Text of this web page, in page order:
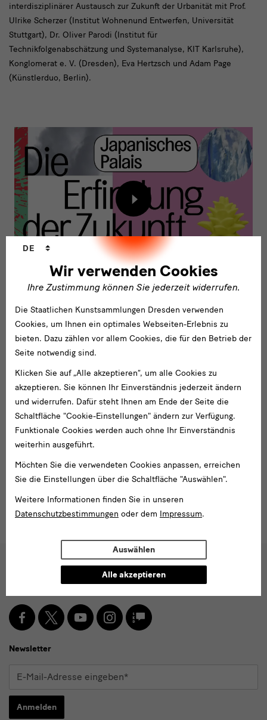
interdisziplinärer Austausch zur Zukunft der Urbanität mit Prof.
Ulrike Scherzer (Institut Wohnenund Entwerfen, Universität
Stuttgart), Dr. Oliver Parodi (Institut für
Technikfolgenabschätzung und Systemanalyse, KIT Karlsruhe),
Konglomerat e. V. (Dresden), Eva Hertzsch und Adam Page
(Künstlerduo, Berlin).
Zukunftsforum
|
Leben
in
der
Stadt
von
Morgen
Inhalt
von
externem
Anbieter
laden
Zukunft
Eine Veranstaltung im Rahmen der Ausstellung"Die Erfindung
der Zukunft"(10.05.—03.11.2019 im Japanischen Palais, Dresden)
589Toller
Beitrag!
Wir verwenden Cookies
Ihre Zustimmung können Sie jederzeit widerrufen.
Sprachwechsler
DE
Die Staatlichen Kunstsammlungen Dresden verwenden
Cookies, um Ihnen ein optimales Webseiten-Erlebnis zu
bieten. Dazu zählen vor allem Cookies, die für den Betrieb der
Seite notwendig sind.
Klicken Sie auf „Alle akzeptieren“, um alle Cookies zu
akzeptieren. Sie können Ihr Einverständnis jederzeit ändern
und widerrufen. Dafür steht Ihnen am Ende der Seite die
Schaltfläche "Cookie-Einstellungen" ändern zur Verfügung.
Funktionale Cookies werden auch ohne Ihr Einverständnis
weiterhin ausgeführt.
Möchten Sie die verwendeten Cookies anpassen, erreichen
Sie die Einstellungen über die Schaltfläche "Auswählen".
Weitere Informationen finden Sie in unseren
Datenschutzbestimmungen oder dem Impressum.
Auswählen
Alle akzeptieren
Media
und
Newsletter
Facebook
X YoutubeInstagramSKD
Blog
Newsletter
E-
Adresse
Anmelden